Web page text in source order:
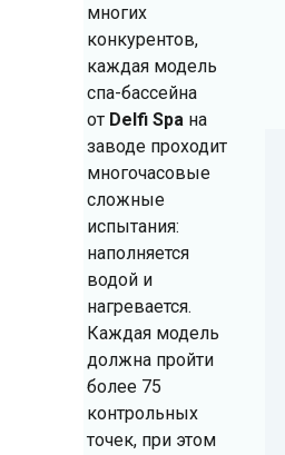
многих
конкурентов,
каждая модель
спа-бассейна
от Delfi Spa на
заводе проходит
многочасовые
сложные
испытания:
наполняется
водой и
нагревается.
Каждая модель
должна пройти
более 75
контрольных
точек, при этом